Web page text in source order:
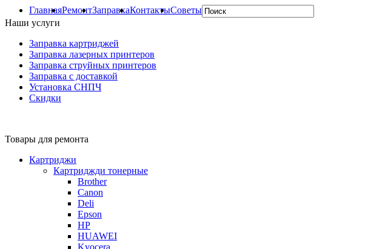
ГлавнаяРемонтЗаправкаКонтактыСоветы
Наши услуги
Заправка картриджей
Заправка лазерных принтеров
Заправка струйных принтеров
Заправка с доставкой
Установка СНПЧ
Скидки
Товары для ремонта
Картриджи
Картриджди тонерные
Brother
Canon
Deli
Epson
HP
HUAWEI
Kyocera